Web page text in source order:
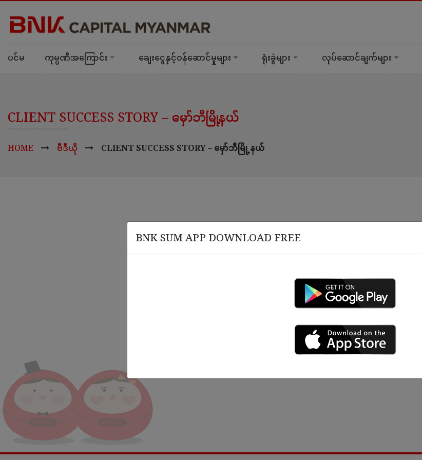
ပင်မ ကုမ္ပဏီအကြောင်း ချေးငွေနှင့်ဝန်ဆောင်မှုများ ရုံးခွဲများ လုပ်ဆောင်ချက်များ
CLIENT SUCCESS STORY – မှော်ဘီမြို့နယ်
HOME ဗီဒီယို CLIENT SUCCESS STORY – မှော်ဘီမြို့နယ်
Leadership Alignment &
Organizational Governance
မတ် 10 , 2026
BNK SUM APP DOWNLOAD FREE